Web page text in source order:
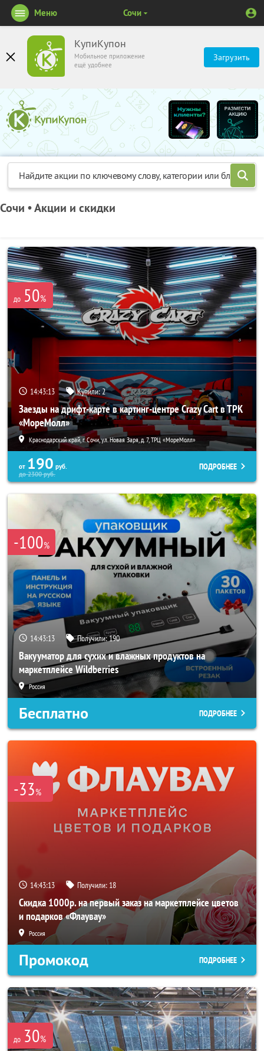
КупиКупон
Мобильное приложение
ещё удобнее
Загрузить
Меню Сочи
Сочи • Акции и скидки
до 50%
14:43:10 Купили:2
Заезды на дрифт-карте в картинг-центре Crazy Cart в ТРК
«МореМолл»
Краснодарский край, г. Сочи, ул. Новая Заря, д. 7, ТРЦ «МореМолл»
от 190 руб.
до2300руб.
ПОДРОБНЕЕ
-100%
14:43:10 Получили:190
Вакууматор для сухих и влажных продуктов на
маркетплейсе Wildberries
Россия
Бесплатно ПОДРОБНЕЕ
-33%
14:43:10 Получили: 18
Скидка 1000р. на первый заказ на маркетплейсе цветов
и подарков «Флаувау»
Россия
Промокод ПОДРОБНЕЕ
до 30%